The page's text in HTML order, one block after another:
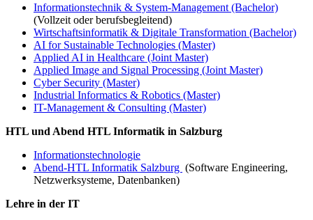
Informationstechnik & System-Management (Bachelor)
(Vollzeit oder berufsbegleitend)
Wirtschaftsinformatik & Digitale Transformation (Bachelor)
AI for Sustainable Technologies (Master)
Applied AI in Healthcare (Joint Master)
Applied Image and Signal Processing (Joint Master)
Cyber Security (Master)
Industrial Informatics & Robotics (Master)
IT-Management & Consulting (Master)
HTL und Abend HTL Informatik in Salzburg
Informationstechnologie
Abend-HTL Informatik Salzburg (Software Engineering,
Netzwerksysteme, Datenbanken)
Lehre in der IT